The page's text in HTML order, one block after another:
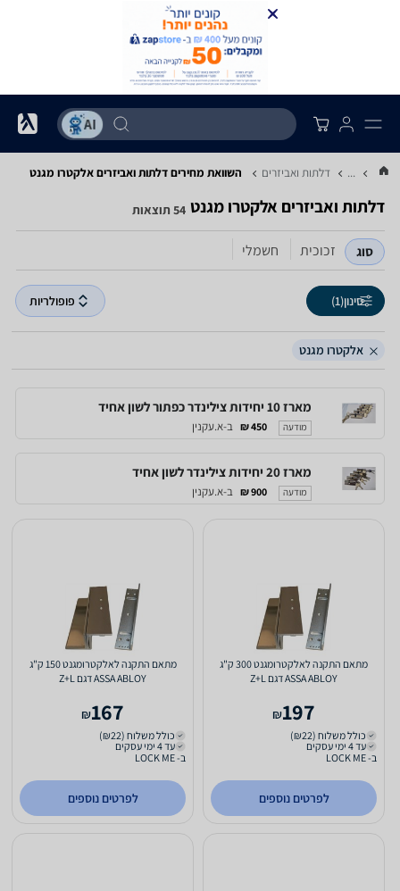
... דלתות ואביזרים השוואת מחירים דלתות ואביזרים ‏אלקטרו מגנט
דלתות ואביזרים ‏אלקטרו מגנט 54 תוצאות
סוג זכוכית חשמלי
סינון(1) פופולריות
אלקטרו מגנט
מארז 10 יחידות צילינדר כפתור לשון אחיד
מודעה 450 ₪ ב-א.עקנין
מארז 20 יחידות צילינדר לשון אחיד
מודעה 900 ₪ ב-א.עקנין
מתאם התקנה לאלקטרומגנט 300 ק"ג
ASSA ABLOY דגם Z+L
197
₪
כולל משלוח (₪22)
עד 4 ימי עסקים
ב- LOCK ME
לפרטים נוספים
מתאם התקנה לאלקטרומגנט 150 ק"ג
ASSA ABLOY דגם Z+L
167
₪
כולל משלוח (₪22)
עד 4 ימי עסקים
ב- LOCK ME
לפרטים נוספים